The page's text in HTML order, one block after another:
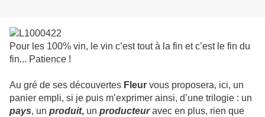
Pour les 100% vin, le vin c’est tout à la fin et c’est le fin du
fin... Patience !
Au gré de ses découvertes Fleur vous proposera, ici, un
panier empli, si je puis m’exprimer ainsi, d’une trilogie : un
pays, un produit, un producteuravec en plus, rien que